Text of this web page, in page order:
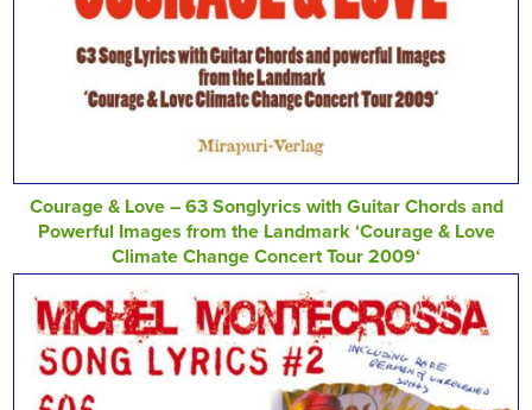
Courage & Love – 63 Songlyrics with Guitar Chords and
Powerful Images from the Landmark ‘Courage & Love
Climate Change Concert Tour 2009‘